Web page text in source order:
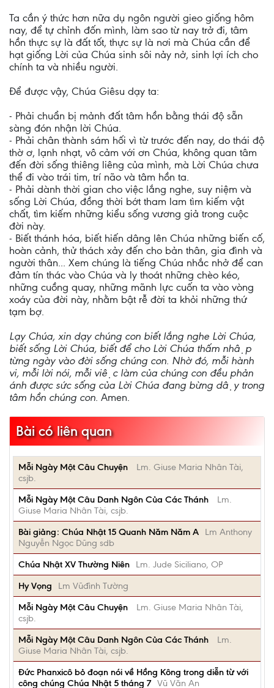
Ta cần ý thức hơn nữa dụ ngôn người gieo giống hôm
nay, để tự chỉnh đốn mình, làm sao từ nay trở đi, tâm
hồn thực sự là đất tốt, thực sự là nơi mà Chúa cần để
hạt giống Lời của Chúa sinh sôi nảy nở, sinh lợi ích cho
chính ta và nhiều người.
Để được vậy, Chúa Giêsu dạy ta:
- Phải chuẩn bị mảnh đất tâm hồn bằng thái độ sẵn
sàng đón nhận lời Chúa.
- Phải chân thành sám hối vì từ trước đến nay, do thái độ
thờ ơ, lạnh nhạt, vô cảm với ơn Chúa, không quan tâm
đến đời sống thiêng liêng của mình, mà Lời Chúa chưa
thể đi vào trái tim, trí não và tâm hồn ta.
- Phải dành thời gian cho việc lắng nghe, suy niệm và
sống Lời Chúa, đồng thời bớt tham lam tìm kiếm vật
chất, tìm kiếm những kiểu sống vương giả trong cuộc
đời này.
- Biết thánh hóa, biết hiến dâng lên Chúa những biến cố,
hoàn cảnh, thử thách xảy đến cho bản thân, gia đình và
người thân... Xem chúng là tiếng Chúa nhắc nhở để can
đảm tín thác vào Chúa và ly thoát những chèo kéo,
những cuồng quay, những mãnh lực cuốn ta vào vòng
xoáy của đời này, nhằm bật rễ đời ta khỏi những thứ
tạm bợ.
Lạy Chúa, xin dạy chúng con biết lắng nghe Lời Chúa,
biết sống Lời Chúa, biết để cho Lời Chúa thấm nhập
từng ngày vào đời sống chúng con. Nhờ đó, mỗi hành
vi, mỗi lời nói, mỗi việc làm của chúng con đều phản
ánh được sức sống của Lời Chúa đang bừng dậy trong
tâm hồn chúng con. Amen.
Bài có liên quan
Mỗi Ngày Một Câu Chuyện
Lm. Giuse Maria Nhân Tài,
csjb.
Mỗi Ngày Một Câu Danh Ngôn Của Các Thánh
Lm.
Giuse Maria Nhân Tài, csjb.
Bài giảng: Chúa Nhật 15 Quanh Năm Năm A
Lm Anthony
Nguyễn Ngọc Dũng sdb
Chúa Nhật XV Thường Niên
Lm. Jude Siciliano, OP
Hy Vọng
Lm Vũđình Tường
Mỗi Ngày Một Câu Chuyện
Lm. Giuse Maria Nhân Tài,
csjb.
Mỗi Ngày Một Câu Danh Ngôn Của Các Thánh
Lm.
Giuse Maria Nhân Tài, csjb.
Đức Phanxicô bỏ đoạn nói về Hồng Kông trong diễn từ với
công chúng Chúa Nhật 5 tháng 7 Vũ Văn An